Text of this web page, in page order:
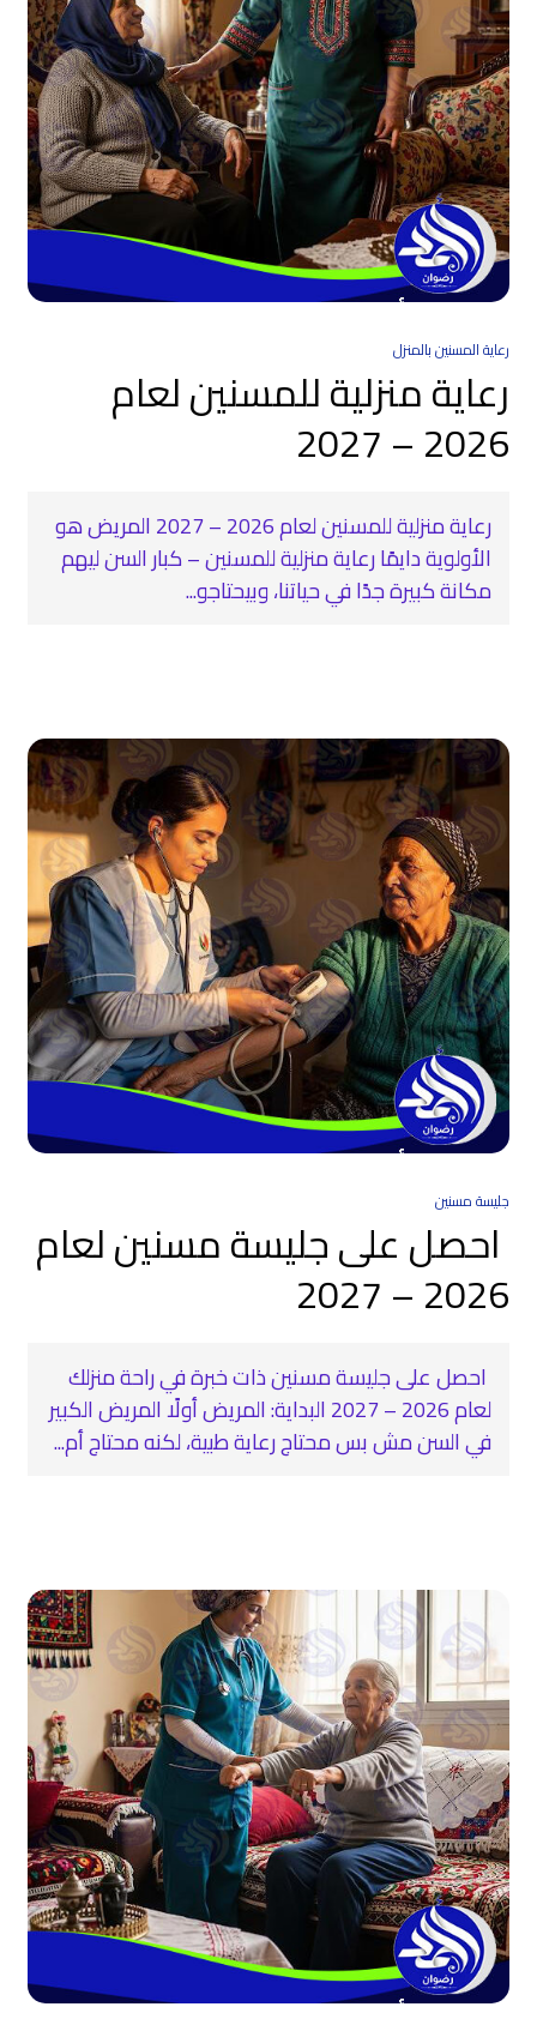
رعاية المسنين بالمنزل
رعاية منزلية للمسنين لعام
2026 – 2027
رعاية منزلية للمسنين لعام 2026 – 2027 المريض هو
الأولوية دايمًا رعاية منزلية للمسنين – كبار السن ليهم
مكانة كبيرة جدًا في حياتنا، وبيحتاجو...
جليسة مسنين
احصل على جليسة مسنين لعام
2026 – 2027
احصل على جليسة مسنين ذات خبرة في راحة منزلك
لعام 2026 – 2027 البداية: المريض أولًا المريض الكبير
في السن مش بس محتاج رعاية طبية، لكنه محتاج أم...